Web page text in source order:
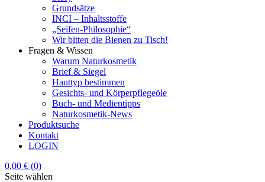
Grundsätze
INCI – Inhaltsstoffe
„Seifen-Philosophie“
Wir bitten die Bienen zu Tisch!
Fragen & Wissen
Warum Naturkosmetik
Brief & Siegel
Hauttyp bestimmen
Gesichts- und Körperpflegeöle
Buch- und Medientipps
Naturkosmetik-News
Produktsuche
Kontakt
LOGIN
0,00 € (0)
Seite wählen